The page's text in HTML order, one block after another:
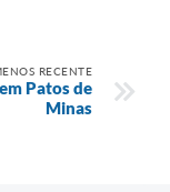
RECENTE
Patos de
Minas